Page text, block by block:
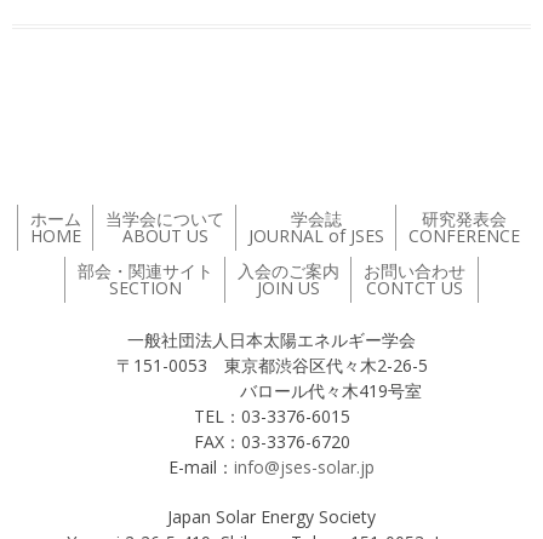
ホーム
HOME
当学会について
ABOUT US
学会誌
JOURNAL of JSES
研究発表会
CONFERENCE
部会・関連サイト
SECTION
入会のご案内
JOIN US
お問い合わせ
CONTCT US
一般社団法人日本太陽エネルギー学会
〒151-0053 東京都渋谷区代々木2-26-5
バロール代々木419号室
TEL：03-3376-6015
FAX：03-3376-6720
E-mail： info@jses-solar.jp
Japan Solar Energy Society